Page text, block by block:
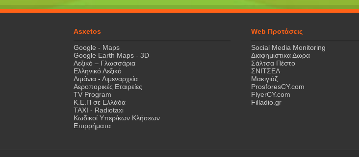
Asxetos
Google - Maps
Google Earth Maps - 3D
Λεξικό – Γλωσσάρια
Ελληνικό Λεξικό
Λιμάνια - Λιμεναρχεία
Αεροπορικές Εταιρείες
TV Program
Κ.Ε.Π σε Ελλάδα
ΤΑΧΙ - Radiotaxi
Κωδικοί Υπερ/κων Κλήσεων
Επιρρήματα
Web Προτάσεις
Social Media Monitoring
Διαφημιστικα Δωρα
Σάλτσα Πέστο
ΣΝΙΤΣΕΛ
Μακιγιάζ
ProsforesCY.com
FlyerCY.com
Filladio.gr